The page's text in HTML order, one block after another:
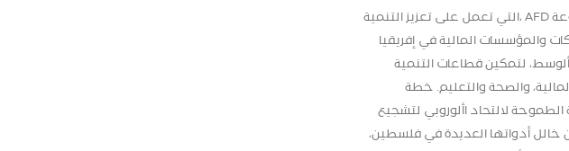
استراتيجيته الشاملة لالستدامة. مؤسسة بروباركو(Proparco:( هي الذراع تمويل القطاع الخاص لمجموعة AFD ،التي تعمل على تعزيز التنمية
والدعم لكل من الشركات والمؤسسات المالية في إفريقيا
بيان صحفي صادر عن بنك فلسطين للنشر الفوري 2023/02/13 :التاريخ األوسط، لتمكين قطاعات التنمية
والصحة والتعليم. خطة
الطموحة لالتحاد األوروبي لتشجيع
خالل أدواتها العديدة في فلسطين،